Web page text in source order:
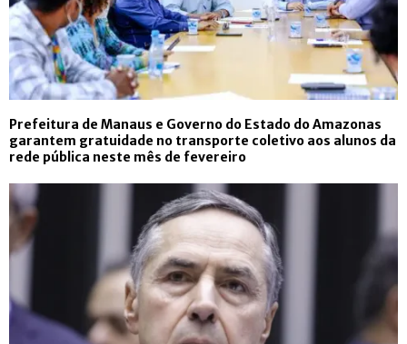
Prefeitura de Manaus e Governo do Estado do Amazonas
garantem gratuidade no transporte coletivo aos alunos da
rede pública neste mês de fevereiro